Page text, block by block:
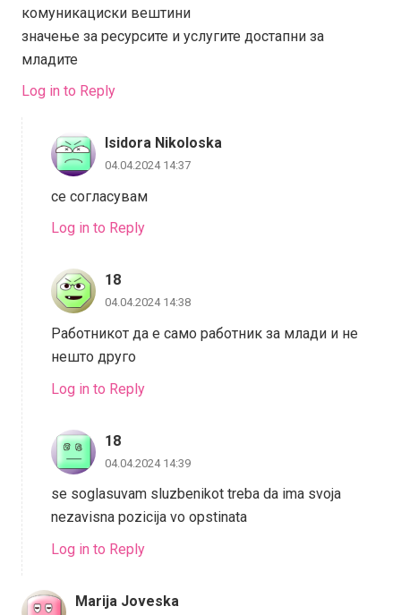
комуникациски вештини
значење за ресурсите и услугите достапни за
младите
Log in to Reply
Isidora Nikoloska
04.04.2024 14:37
се согласувам
Log in to Reply
18
04.04.2024 14:38
Работникот да е само работник за млади и не
нешто друго
Log in to Reply
18
04.04.2024 14:39
se soglasuvam sluzbenikot treba da ima svoja
nezavisna pozicija vo opstinata
Log in to Reply
Marija Joveska